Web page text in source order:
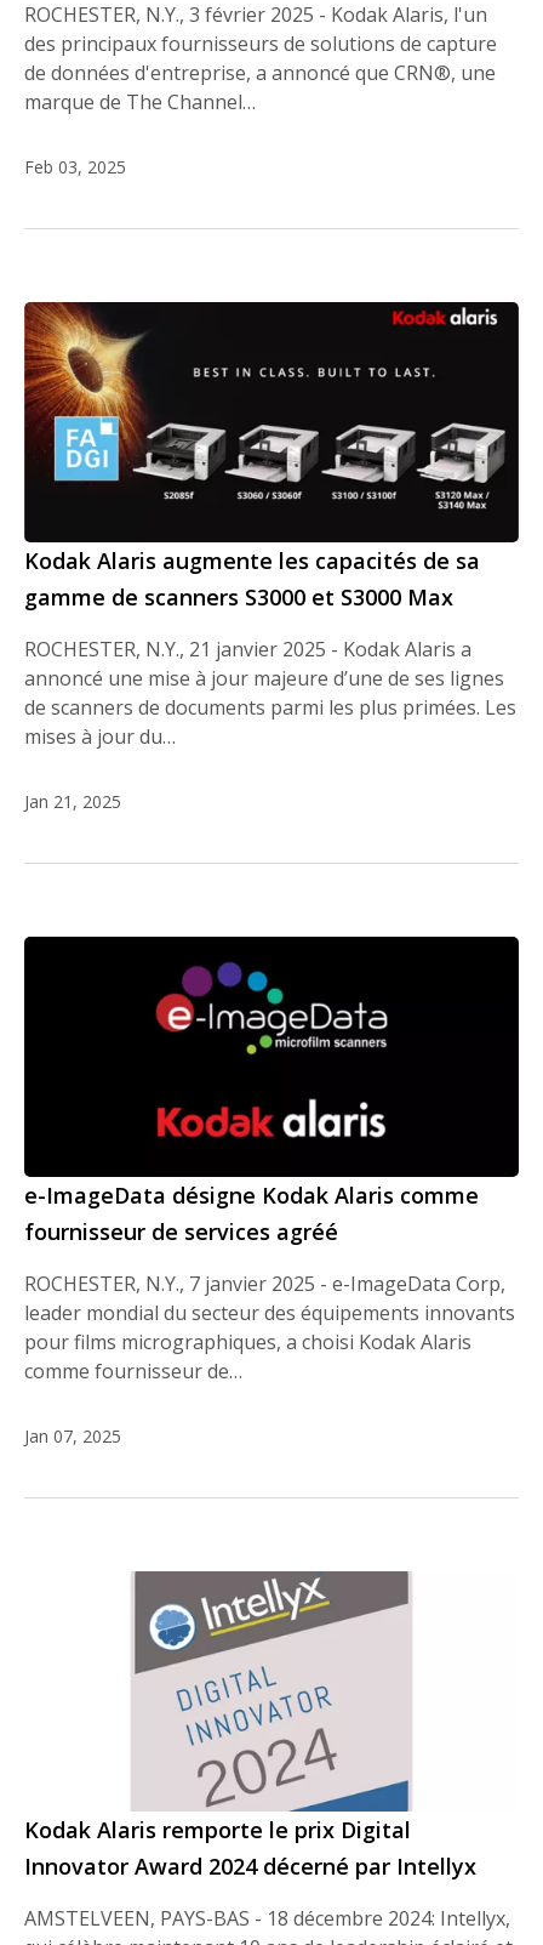
ROCHESTER, N.Y., 3 février 2025 - Kodak Alaris, l'un
des principaux fournisseurs de solutions de capture
de données d'entreprise, a annoncé que CRN®, une
marque de The Channel…
Feb 03, 2025
Kodak Alaris augmente les capacités de sa
gamme de scanners S3000 et S3000 Max
ROCHESTER, N.Y., 21 janvier 2025 - Kodak Alaris a
annoncé une mise à jour majeure d’une de ses lignes
de scanners de documents parmi les plus primées. Les
mises à jour du…
Jan 21, 2025
e-ImageData désigne Kodak Alaris comme
fournisseur de services agréé
ROCHESTER, N.Y., 7 janvier 2025 - e-ImageData Corp,
leader mondial du secteur des équipements innovants
pour films micrographiques, a choisi Kodak Alaris
comme fournisseur de…
Jan 07, 2025
Kodak Alaris remporte le prix Digital
Innovator Award 2024 décerné par Intellyx
AMSTELVEEN, PAYS-BAS - 18 décembre 2024: Intellyx,